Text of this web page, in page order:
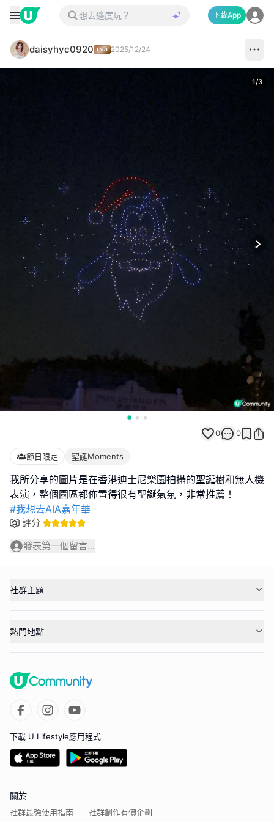
下載App
daisyhyc0920 2025/12/24
1/3
0 0
節日限定 聖誕Moments
我所分享的圖片是在香港迪士尼樂園拍攝的聖誕樹和無人機
#我想去AIA嘉年華
評分
發表第一個留言...
社群主題
熱門地點
下載 U Lifestyle應用程式
關於
社群最強使用指南 社群創作有價企劃